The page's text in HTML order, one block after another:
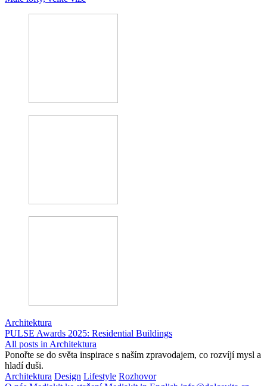
Architektura
PULSE Awards 2025: Residential Buildings
All posts in Architektura
Ponořte se do světa inspirace s naším zpravodajem, co rozvíjí mysl a
hladí duši.
Architektura Design Lifestyle Rozhovor